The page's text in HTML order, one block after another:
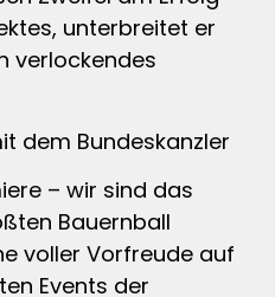
unterbreitet er
verlockendes
dem Bundeskanzler
– wir sind das
Bauernball
voller Vorfreude auf
Events der